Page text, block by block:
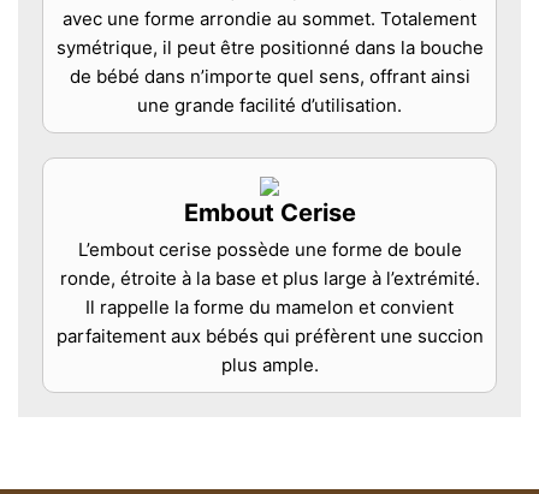
avec une forme arrondie au sommet. Totalement
symétrique, il peut être positionné dans la bouche
de bébé dans n’importe quel sens, offrant ainsi
une grande facilité d’utilisation.
Embout Cerise
L’embout cerise possède une forme de boule
ronde, étroite à la base et plus large à l’extrémité.
Il rappelle la forme du mamelon et convient
parfaitement aux bébés qui préfèrent une succion
plus ample.